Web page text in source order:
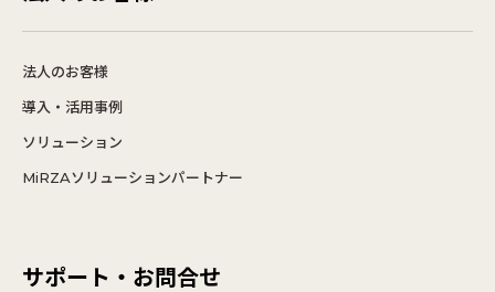
法人のお客様
導入・活用事例
ソリューション
MiRZAソリューションパートナー
サポート・お問合せ